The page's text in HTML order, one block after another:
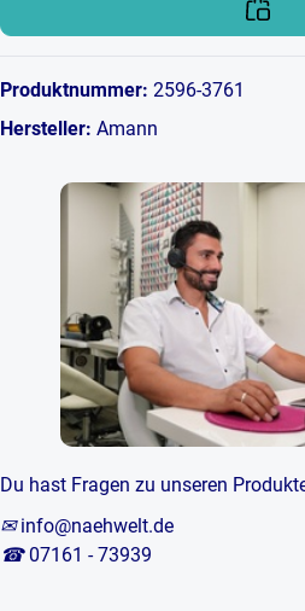
Produktnummer: 2596-3761
Hersteller: Amann
Du hast Fragen zu unseren
✉ info@naehwelt.de
☎ 07161 - 73939